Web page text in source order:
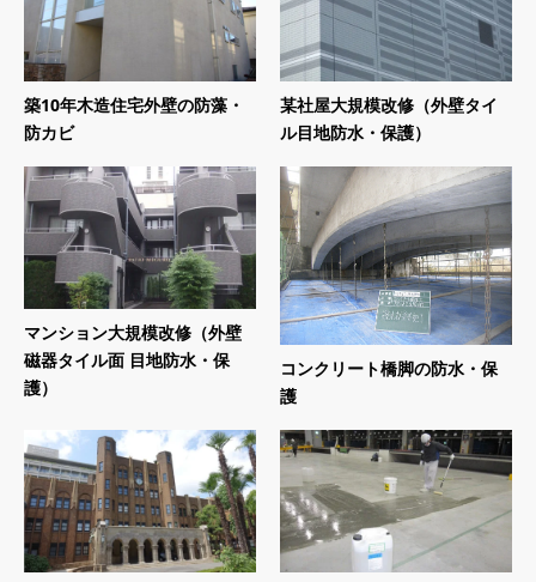
築10年木造住宅外壁の防藻・
防カビ
某社屋大規模改修（外壁タイ
ル目地防水・保護）
マンション大規模改修（外壁
磁器タイル面 目地防水・保
護）
コンクリート橋脚の防水・保
護